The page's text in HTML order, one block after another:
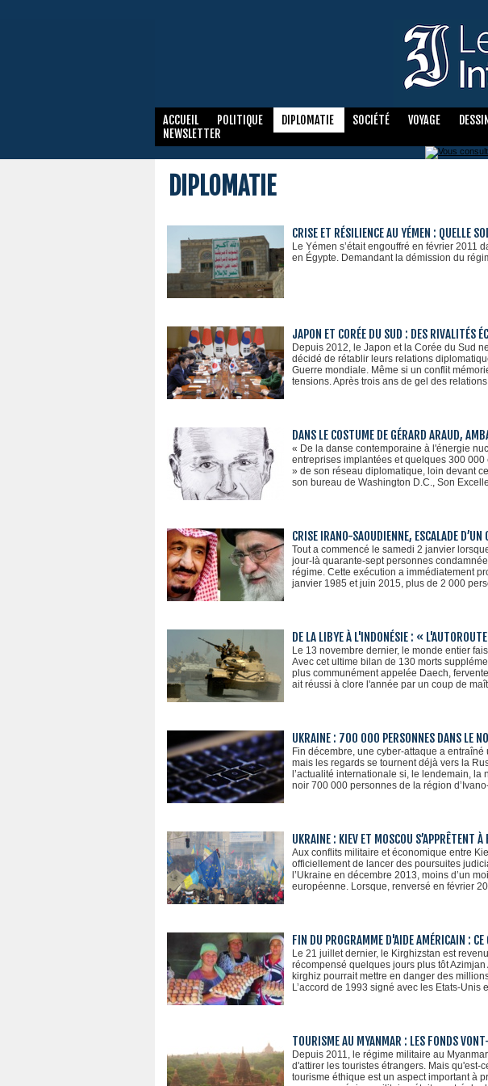
ACCUEIL POLITIQUE DIPLOMATIE SOCIÉTÉ VOYAGE
NEWSLETTER
DIPLOMATIE
CRISE ET RÉSILIENCE AU YÉMEN : QUELLE
Le Yémen s’était engouffré en février 2011
en Égypte. Demandant la démission du
JAPON ET CORÉE DU SUD : DES RIVALITÉS
Depuis 2012, le Japon et la Corée du Sud
décidé de rétablir leurs relations
Guerre mondiale. Même si un conflit
tensions. Après trois ans de gel des
DANS LE COSTUME DE GÉRARD ARAUD,
« De la danse contemporaine à l'énergie
entreprises implantées et quelques 300
» de son réseau diplomatique, loin devant
son bureau de Washington D.C., Son
CRISE IRANO-SAOUDIENNE, ESCALADE
Tout a commencé le samedi 2 janvier
jour-là quarante-sept personnes
régime. Cette exécution a immédiatement
janvier 1985 et juin 2015, plus de 2 000
DE LA LIBYE À L'INDONÉSIE : «
Le 13 novembre dernier, le monde entier
Avec cet ultime bilan de 130 morts
plus communément appelée Daech,
ait réussi à clore l'année par un coup de
UKRAINE : 700 000 PERSONNES DANS LE
Fin décembre, une cyber-attaque a
mais les regards se tournent déjà vers la
l’actualité internationale si, le lendemain,
noir 700 000 personnes de la région
UKRAINE : KIEV ET MOSCOU S’APPRÊTENT
Aux conflits militaire et économique entre
officiellement de lancer des poursuites
l’Ukraine en décembre 2013, moins d’un
européenne. Lorsque, renversé en février
FIN DU PROGRAMME D'AIDE AMÉRICAIN :
Le 21 juillet dernier, le Kirghizstan est
récompensé quelques jours plus tôt
kirghiz pourrait mettre en danger des
L’accord de 1993 signé avec les Etats-Unis
TOURISME AU MYANMAR : LES FONDS
Depuis 2011, le régime militaire au
d'attirer les touristes étrangers. Mais
tourisme éthique est un aspect important à